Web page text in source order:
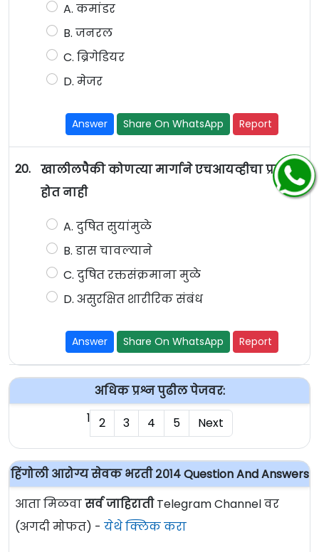
A. कमांडर
B. जनरल
C. ब्रिगेडियर
D. मेजर
Answer Share On WhatsApp Report
20.
खालीलपैकी कोणत्या मार्गाने एचआयव्हीचा प्रसार
होत नाही
A. दुषित सुयांमुळे
B. डास चावल्याने
C. दुषित रक्तसंक्रमाना मुळे
D. असुरक्षित शारीरिक संबंध
Answer Share On WhatsApp Report
अधिक प्रश्न पुढील पेजवर:
1 2 3 4 5 Next
हिंगोली आरोग्य सेवक भरती २०१४ Question And Answers
आता मिळवासर्व जाहिरातीTelegram Channel वर
(अगदी मोफत) - येथे क्लिक करा